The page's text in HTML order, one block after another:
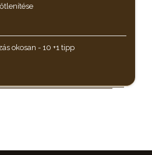
okosan - 10 +1 tipp